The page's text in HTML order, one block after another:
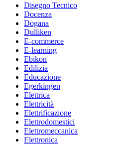
Disegno Tecnico
Docenza
Dogana
Dulliken
E-commerce
E-learning
Ebikon
Edilizia
Educazione
Egerkingen
Elettrica
Elettricità
Elettrificazione
Elettrodomestici
Elettromeccanica
Elettronica